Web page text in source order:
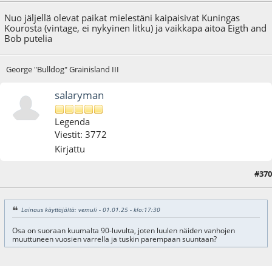
Nuo jäljellä olevat paikat mielestäni kaipaisivat Kuningas
Kourosta (vintage, ei nykyinen litku) ja vaikkapa aitoa Eigth and
Bob putelia
George "Bulldog" Grainisland III
salaryman
Legenda
Viestit: 3772
Kirjattu
: 02.01.25 - klo:15:48 käyttäjältä salaryman#370
Lainaus käyttäjältä: vemuli - 01.01.25 - klo:17:30
Osa on suoraan kuumalta 90-luvulta, joten luulen näiden vanhojen
muuttuneen vuosien varrella ja tuskin parempaan suuntaan?